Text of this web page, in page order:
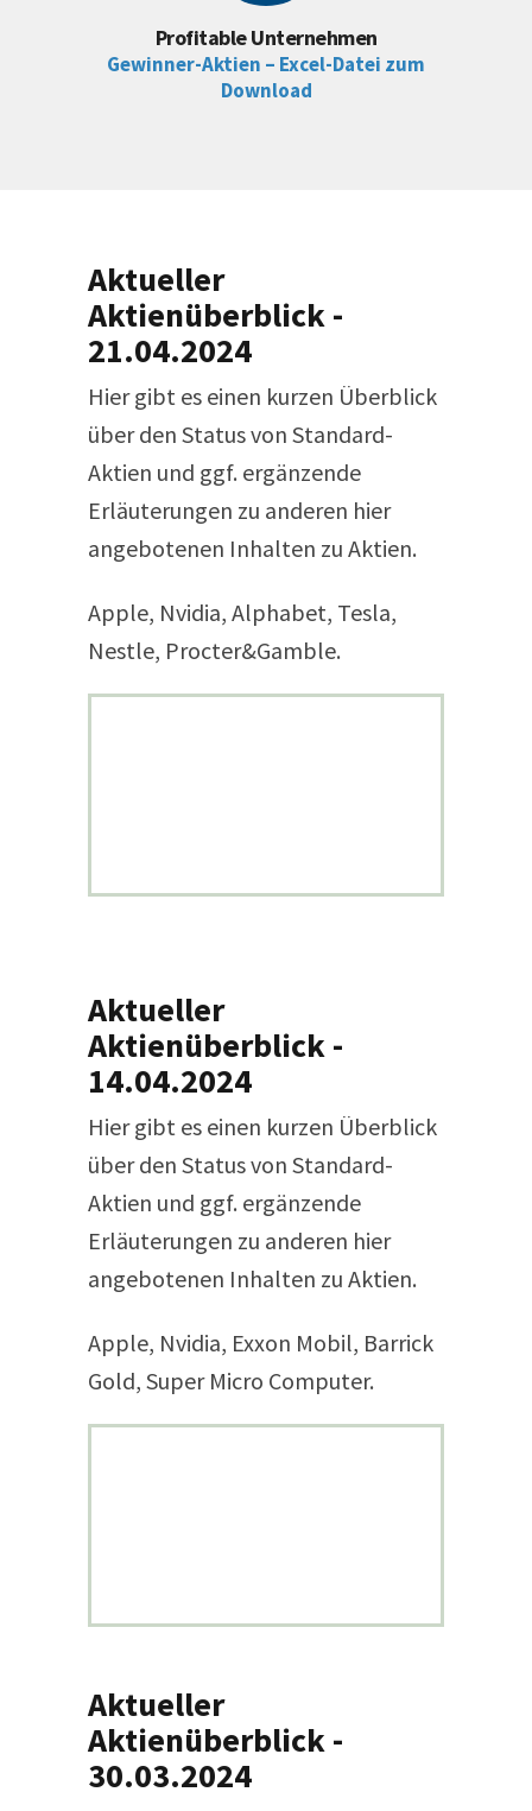
Profitable Unternehmen
Gewinner-Aktien – Excel-Datei zum
Download
Aktueller
Aktienüberblick -
21.04.2024
Hier gibt es einen kurzen Überblick
über den Status von Standard-
Aktien und ggf. ergänzende
Erläuterungen zu anderen hier
angebotenen Inhalten zu Aktien.
Apple, Nvidia, Alphabet, Tesla,
Nestle, Procter&Gamble.
Aktueller
Aktienüberblick -
14.04.2024
Hier gibt es einen kurzen Überblick
über den Status von Standard-
Aktien und ggf. ergänzende
Erläuterungen zu anderen hier
angebotenen Inhalten zu Aktien.
Apple, Nvidia, Exxon Mobil, Barrick
Gold, Super Micro Computer.
Aktueller
Aktienüberblick -
30.03.2024